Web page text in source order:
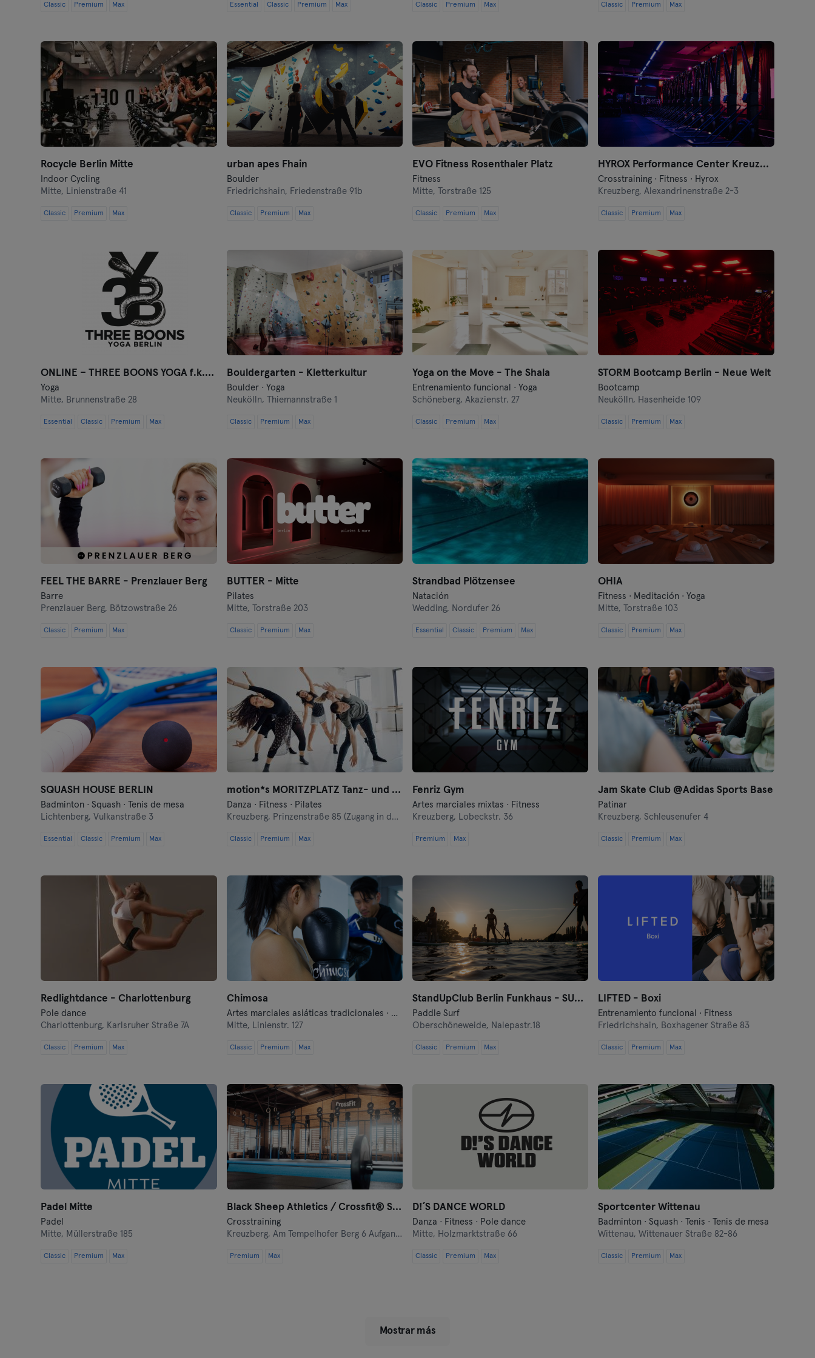
Classic Premium Max Essential Classic Premium Max Classic Premium Max Classic Premium Max
Rocycle Berlin Mitte
Indoor Cycling
Mitte, Linienstraße 41
Classic Premium Max
urban apes Fhain
Boulder
Friedrichshain, Friedenstraße 91b
Classic Premium Max
EVO Fitness Rosenthaler Platz
Fitness
Mitte,
Torstraße 125
Classic Premium Max
HYROX Performance Center Kreuzberg by Kniger
Crosstraining · Fitness · Hyrox
Kreuzberg,Alexandrinenstraße 2-3
Classic Premium Max
ONLINE – THREE BOONS YOGA f.k.a. Jivamukti Berlin
Yoga
Mitte, Brunnenstraße 28
Essential Classic Premium Max
Bouldergarten - Kletterkultur
Boulder · Yoga
Neukölln,
Thiemannstraße 1
Classic Premium Max
Yoga on the Move - The Shala
Entrenamiento funcional · Yoga
Schöneberg, Akazienstr. 27
Classic Premium Max
STORM Bootcamp Berlin - Neue Welt
Bootcamp
Neukölln, Hasenheide 109
Classic Premium Max
FEEL THE BARRE - Prenzlauer Berg
Barre
Prenzlauer Berg, Bötzowstraße 26
Classic Premium Max
BUTTER - Mitte
Pilates
Mitte,
Torstraße 203
Classic Premium Max
Strandbad Plötzensee
Natación
Wedding, Nordufer 26
Essential Classic Premium Max
OHIA
Fitness · Meditación · Yoga
Mitte,
Torstraße 103
Classic Premium Max
SQUASH HOUSE BERLIN
Badminton · Squash · Tenis de mesa
Lichtenberg,Vulkanstraße 3
Essential Classic Premium Max
motion*s MORITZPLATZ Tanz- und Bewegungsstudio
Danza · Fitness · Pilates
Kreuzberg, Prinzenstraße 85 (Zugang in der Oranienstraße 140-142 links neben Denn's Bioladen)
Classic Premium Max
Fenriz Gym
Artes marciales mixtas · Fitness
Kreuzberg, Lobeckstr. 36
Premium Max
Jam Skate Club @Adidas Sports Base
Patinar
Kreuzberg,Schleusenufer 4
Classic Premium Max
Redlightdance - Charlottenburg
Pole dance
Charlottenburg, Karlsruher Straße 7A
Classic Premium Max
Chimosa
Artes marciales asiáticas tradicionales · Artes marciales mixtas · Autodefensa moderna · Boxeo · Fitness · Lucha libre · Qi Gong y Tai Chi
Mitte, Linienstr. 127
Classic Premium Max
StandUpClub Berlin Funkhaus - SUP Verleih
Paddle Surf
Oberschöneweide, Nalepastr.18
Classic Premium Max
LIFTED - Boxi
Entrenamiento funcional · Fitness
Friedrichshain, Boxhagener Straße 83
Classic Premium Max
Padel Mitte
Padel
Mitte, Müllerstraße 185
Classic Premium Max
Black Sheep Athletics / Crossfit® Sheep Pack
Crosstraining
Kreuzberg, Am Tempelhofer Berg 6 Aufgang 5
Premium Max
D!´S DANCE WORLD
Danza · Fitness · Pole dance
Mitte, Holzmarktstraße 66
Classic Premium Max
Sportcenter Wittenau
Badminton · Squash · Tenis · Tenis de mesa
Wittenau,Wittenauer Straße 82-86
Classic Premium Max
Mostrar más
Dortmund
Dresde
Duisburgo
Dusseldorf
Essen
Frankfurt an der Oder
Freiburg
Fulda
Göppingen
Hannover
Heidelberg
Heidenheim
Kassel
Kiel
Kleve
Colonia
Konstanz
Landshut
Magdeburg
Maguncia
Mannheim
Moenchengladbach
Munich
Oberhausen
Passau
Potsdam
Ravensburg
Ratisbona
Reutlingen